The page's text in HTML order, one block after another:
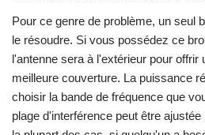
Pour ce genre de problème, un seul
le résoudre. Si vous possédez ce
l'antenne sera à l'extérieur pour offrir
meilleure couverture. La puissance
choisir la bande de fréquence que
plage d'interférence peut être